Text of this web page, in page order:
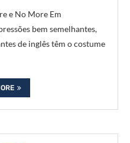
e No More Em
bem semelhantes,
de inglês têm o costume